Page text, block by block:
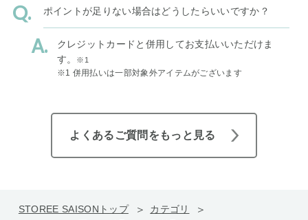
ポイントが足りない場合はどうしたらいいですか？
クレジットカードと併用してお支払いいただけま
す。
※1
※1 併用払いは一部対象外アイテムがございます
よくあるご質問をもっと見る
STOREE SAISONトップ
カテゴリ